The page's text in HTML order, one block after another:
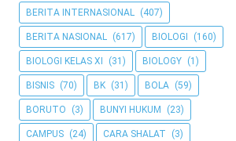
BERITA INTERNASIONAL (407)
BERITA NASIONAL (617) BIOLOGI (160)
BIOLOGI KELAS XI (31) BIOLOGY (1)
BISNIS (70) BK (31) BOLA (59)
BORUTO (3) BUNYI HUKUM (23)
CAMPUS (24) CARA SHALAT (3)